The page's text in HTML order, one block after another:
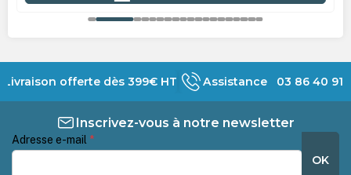
Livraison offerte dès 399€ HT Assistance 03 86 40 91
Inscrivez-vous à notre newsletter
Adresse e-mail *
OK